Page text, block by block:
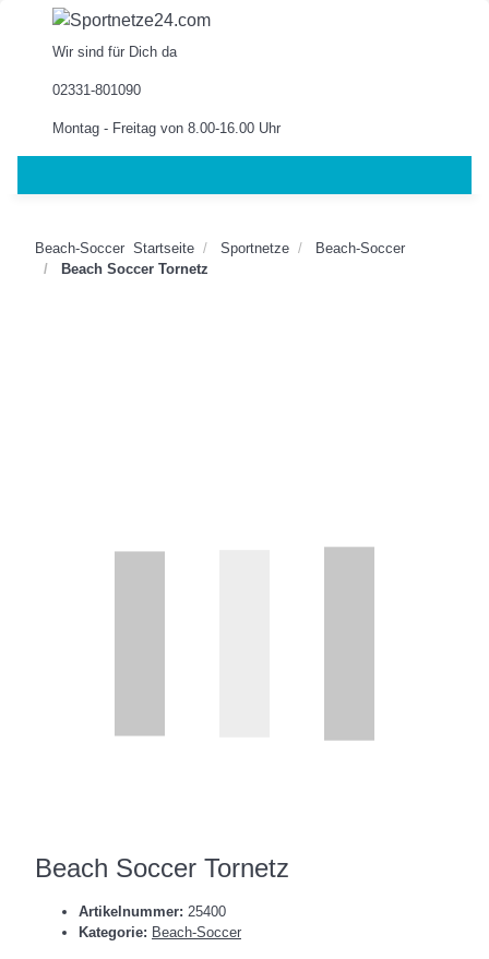
Wir sind für Dich da
02331-801090
Montag - Freitag von 8.00-16.00 Uhr
Beach-Soccer Startseite Sportnetze
Beach-Soccer
Beach Soccer Tornetz
Beach Soccer Tornetz
Artikelnummer: 25400
Kategorie: Beach-Soccer